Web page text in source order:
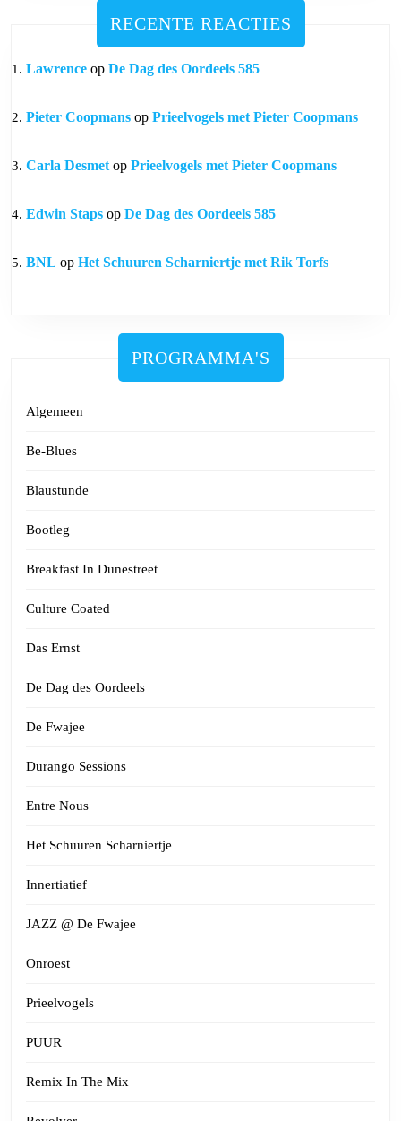
RECENTE REACTIES
Lawrence op De Dag des Oordeels 585
Pieter Coopmans op Prieelvogels met Pieter Coopmans
Carla Desmet op Prieelvogels met Pieter Coopmans
Edwin Staps op De Dag des Oordeels 585
BNL op Het Schuuren Scharniertje met Rik Torfs
PROGRAMMA'S
Algemeen
Be-Blues
Blaustunde
Bootleg
Breakfast In Dunestreet
Culture Coated
Das Ernst
De Dag des Oordeels
De Fwajee
Durango Sessions
Entre Nous
Het Schuuren Scharniertje
Innertiatief
JAZZ @ De Fwajee
Onroest
Prieelvogels
PUUR
Remix In The Mix